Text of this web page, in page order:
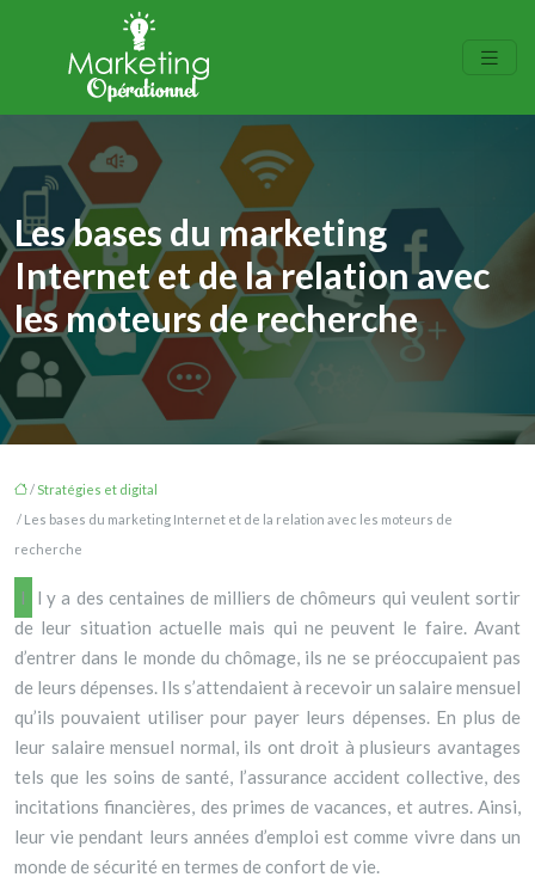
Les bases du marketing
Internet et de la relation avec
les moteurs de recherche
/ Stratégies et digital
/ Les bases du marketing Internet et de la relation avec les moteurs de
recherche
Il y a des centaines de milliers de chômeurs qui veulent sortir
de leur situation actuelle mais qui ne peuvent le faire. Avant
d’entrer dans le monde du chômage, ils ne se préoccupaient pas
de leurs dépenses. Ils s’attendaient à recevoir un salaire mensuel
qu’ils pouvaient utiliser pour payer leurs dépenses. En plus de
leur salaire mensuel normal, ils ont droit à plusieurs avantages
tels que les soins de santé, l’assurance accident collective, des
incitations financières, des primes de vacances, et autres. Ainsi,
leur vie pendant leurs années d’emploi est comme vivre dans un
monde de sécurité en termes de confort de vie.